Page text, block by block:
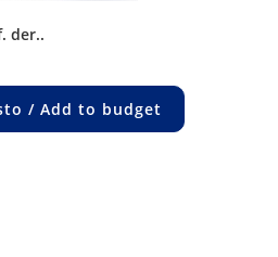
der..
/ Add to budget